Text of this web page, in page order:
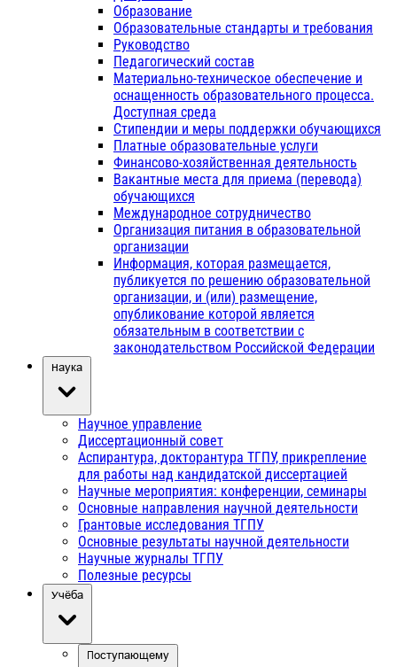
Образование
Образовательные стандарты и требования
Руководство
Педагогический состав
Материально-техническое обеспечение и
оснащенность образовательного процесса.
Доступная среда
Стипендии и меры поддержки обучающихся
Платные образовательные услуги
Финансово-хозяйственная деятельность
Вакантные места для приема (перевода)
обучающихся
Международное сотрудничество
Организация питания в образовательной
организации
Информация, которая размещается,
публикуется по решению образовательной
организации, и (или) размещение,
опубликование которой является
обязательным в соответствии с
законодательством Российской Федерации
Наука
Научное управление
Диссертационный совет
Аспирантура, докторантура ТГПУ, прикрепление
для работы над кандидатской диссертацией
Научные мероприятия: конференции, семинары
Основные направления научной деятельности
Грантовые исследования ТГПУ
Основные результаты научной деятельности
Научные журналы ТГПУ
Полезные ресурсы
Учёба
Поступающему